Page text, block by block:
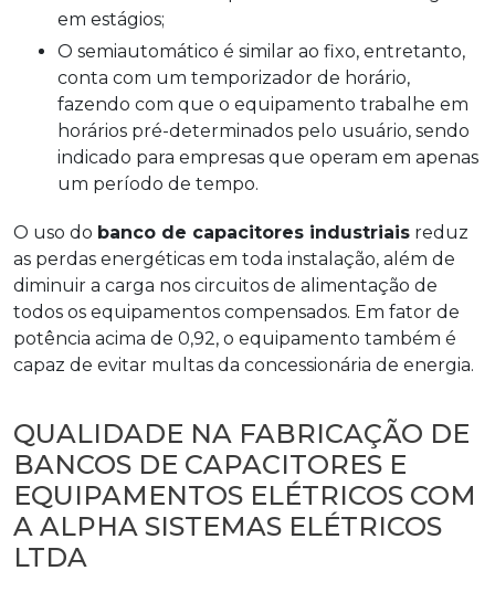
em estágios;
O semiautomático é similar ao fixo, entretanto,
conta com um temporizador de horário,
fazendo com que o equipamento trabalhe em
horários pré-determinados pelo usuário, sendo
indicado para empresas que operam em apenas
um período de tempo.
O uso do banco de capacitores industriais reduz
as perdas energéticas em toda instalação, além de
diminuir a carga nos circuitos de alimentação de
todos os equipamentos compensados. Em fator de
potência acima de 0,92, o equipamento também é
capaz de evitar multas da concessionária de energia.
QUALIDADE NA FABRICAÇÃO DE
BANCOS DE CAPACITORES E
EQUIPAMENTOS ELÉTRICOS COM
A ALPHA SISTEMAS ELÉTRICOS
LTDA